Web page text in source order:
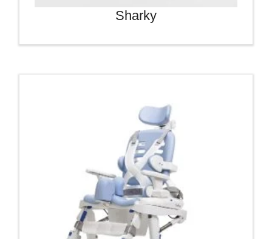
Sharky